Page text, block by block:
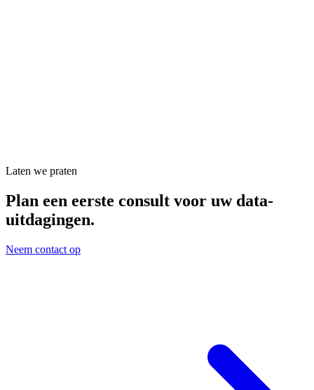
Laten we praten
Plan een eerste consult voor uw data-
uitdagingen.
Neem contact op